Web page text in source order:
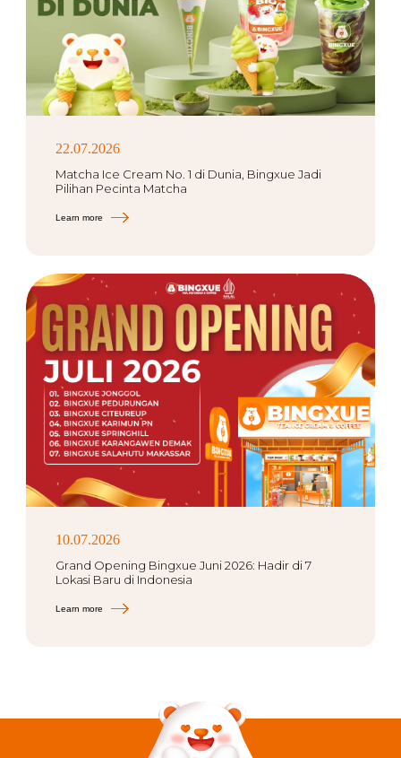
22.07.2026
Matcha Ice Cream No. 1 di Dunia, Bingxue Jadi
Pilihan Pecinta Matcha
Learn more
10.07.2026
Grand Opening Bingxue Juni 2026: Hadir di 7
Lokasi Baru di Indonesia
Learn more